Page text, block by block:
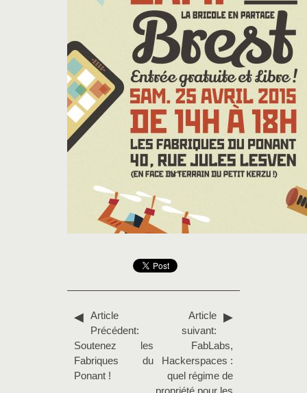
Article
Précédent:
Soutenez les
Fabriques du
Ponant !
Article
suivant:
FabLabs,
Hackerspaces :
quel régime de